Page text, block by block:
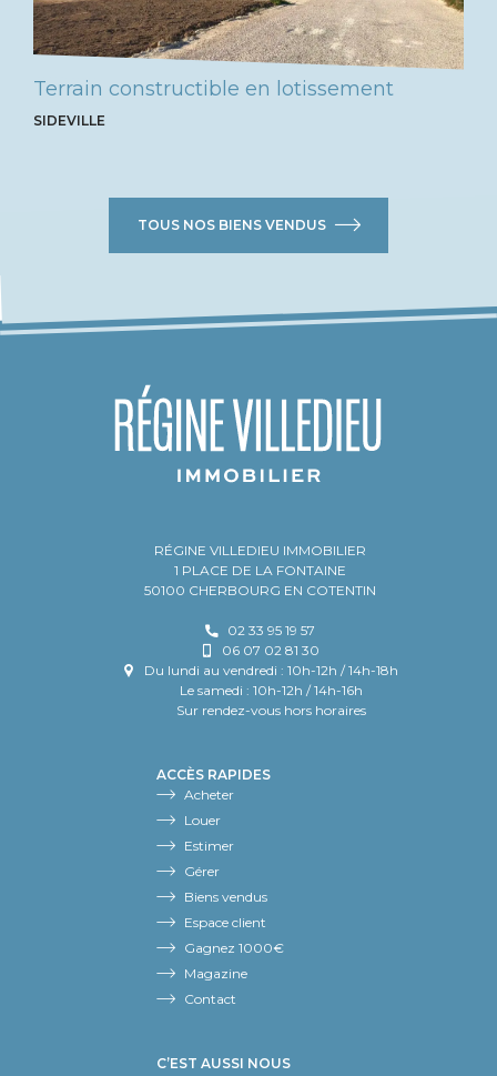
Terrain constructible en lotissement
SIDEVILLE
TOUS NOS BIENS VENDUS
RÉGINE VILLEDIEU IMMOBILIER
1 PLACE DE LA FONTAINE
50100 CHERBOURG EN COTENTIN
02 33 95 19 57
06 07 02 81 30
Du lundi au vendredi : 10h-12h / 14h-18h
Le samedi : 10h-12h / 14h-16h
Sur rendez-vous hors horaires
ACCÈS RAPIDES
Acheter
Louer
Estimer
Gérer
Biens vendus
Espace client
Gagnez 1000€
Magazine
Contact
C’EST AUSSI NOUS